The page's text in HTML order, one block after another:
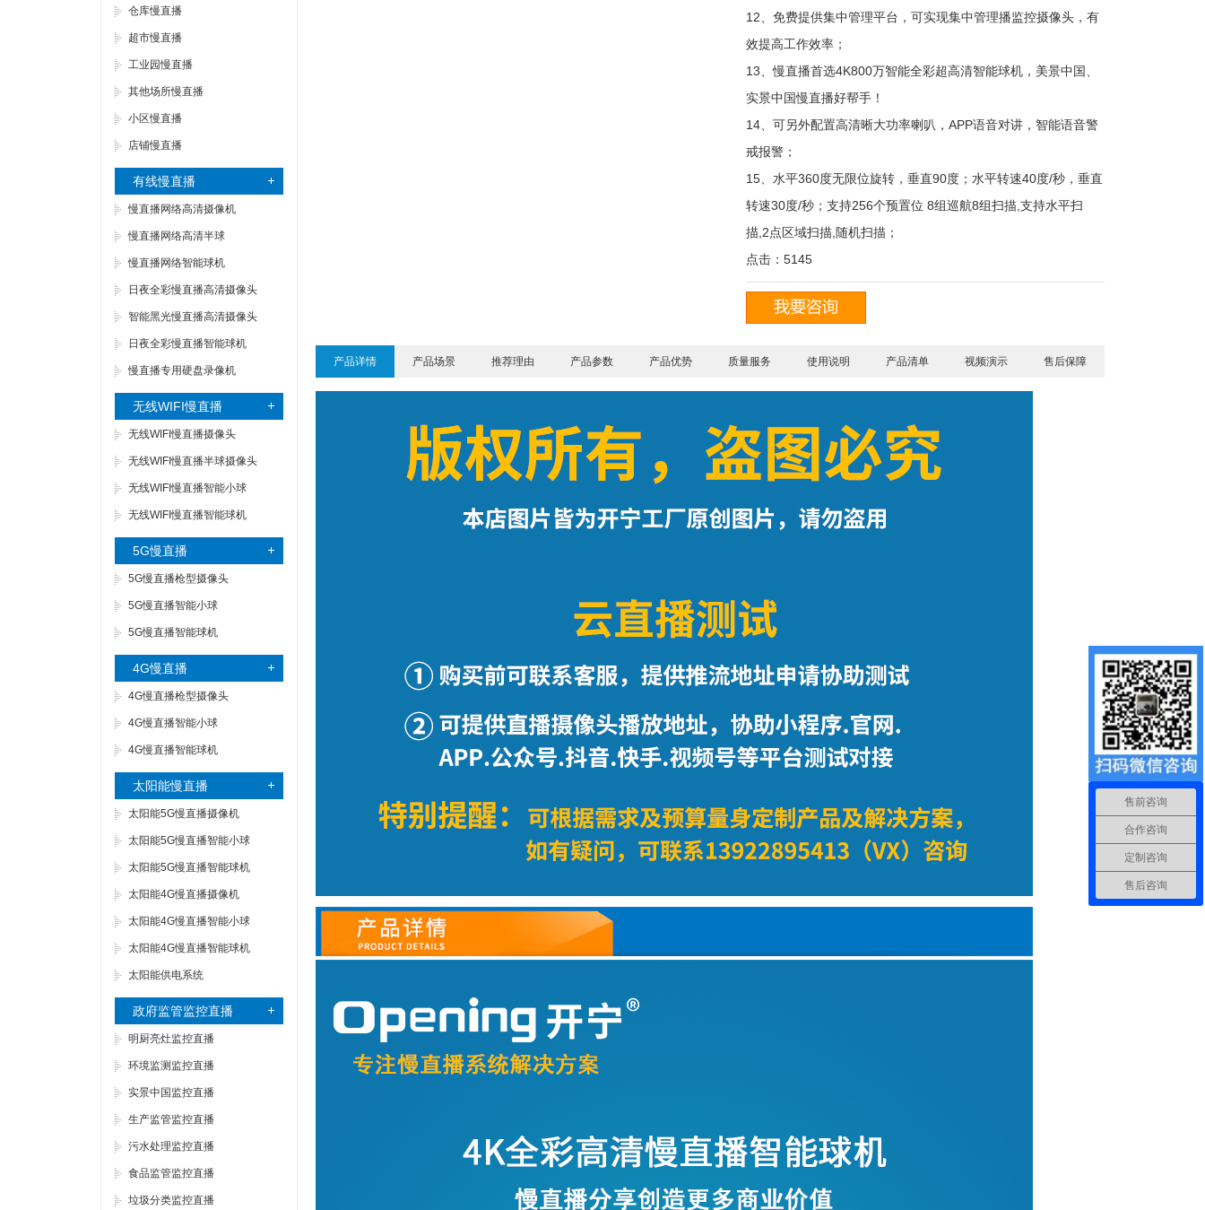
仓库慢直播
超市慢直播
工业园慢直播
其他场所慢直播
小区慢直播
店铺慢直播
有线慢直播
慢直播网络高清摄像机
慢直播网络高清半球
慢直播网络智能球机
日夜全彩慢直播高清摄像头
智能黑光慢直播高清摄像头
日夜全彩慢直播智能球机
慢直播专用硬盘录像机
无线WIFI慢直播
无线WIFI慢直播摄像头
无线WIFI慢直播半球摄像头
无线WIFI慢直播智能小球
无线WIFI慢直播智能球机
5G慢直播
5G慢直播枪型摄像头
5G慢直播智能小球
5G慢直播智能球机
4G慢直播
4G慢直播枪型摄像头
4G慢直播智能小球
4G慢直播智能球机
太阳能慢直播
太阳能5G慢直播摄像机
太阳能5G慢直播智能小球
太阳能5G慢直播智能球机
太阳能4G慢直播摄像机
太阳能4G慢直播智能小球
太阳能4G慢直播智能球机
太阳能供电系统
政府监管监控直播
明厨亮灶监控直播
环境监测监控直播
实景中国监控直播
生产监管监控直播
污水处理监控直播
食品监管监控直播
垃圾分类监控直播
12、免费提供集中管理平台，可实现集中管理播监控摄像头，有
效提高工作效率；
13、慢直播首选4K800万智能全彩超高清智能球机，美景中国、
实景中国慢直播好帮手！
14、可另外配置高清晰大功率喇叭，APP语音对讲，智能语音警
戒报警；
15、水平360度无限位旋转，垂直90度；水平转速40度/秒，垂直
转速30度/秒；支持256个预置位 8组巡航8组扫描,支持水平扫
描,2点区域扫描,随机扫描；
点击：5145
产品详情 产品场景 推荐理由 产品参数 产品优势 质量服务 使用说明 产品清单 视频演示 售后保障
售前咨询
合作咨询
定制咨询
售后咨询